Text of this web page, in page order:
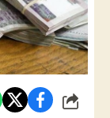
شارك